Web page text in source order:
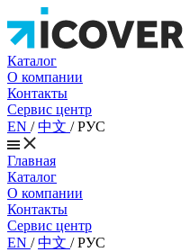
Каталог
О компании
Контакты
Сервис центр
EN /中文 /РУС
Главная
Каталог
О компании
Контакты
Сервис центр
EN /中文 /РУС